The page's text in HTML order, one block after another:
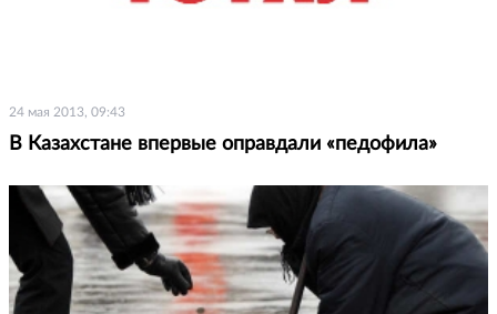
24 мая 2013, 09:43
В Казахстане впервые оправдали «педофила»